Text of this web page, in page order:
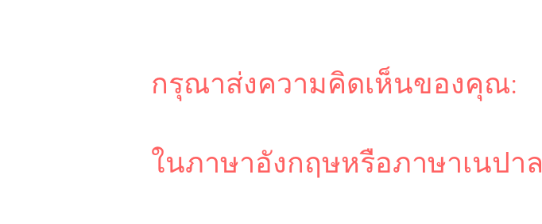
กรุณาส่งความคิดเห็นของคุณ:
ในภาษาอังกฤษหรือภาษาเนปาล